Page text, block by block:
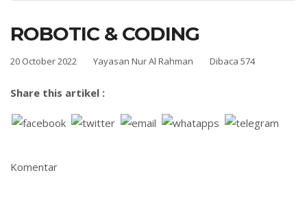
ROBOTIC & CODING
20 October 2022 Yayasan Nur Al Rahman Dibaca 574
Share this artikel :
Komentar